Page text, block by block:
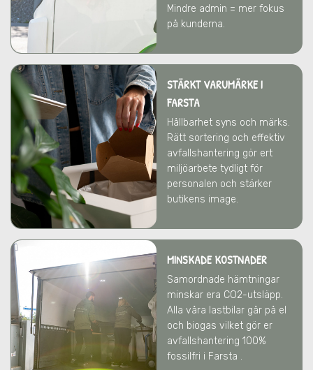
Mindre admin = mer fokus
på kunderna.
STÄRKT VARUMÄRKEI
FARSTA
Hållbarhet syns och märks.
Rätt sortering och effektiv
avfallshantering gör ert
miljöarbete tydligt för
personalen och stärker
butikens image.
MINSKADE KOSTNADER
Samordnade hämtningar
minskar era CO2-utsläpp.
Alla våra lastbilar går på el
och biogas vilket gör er
avfallshantering 100%
fossilfri i Farsta .